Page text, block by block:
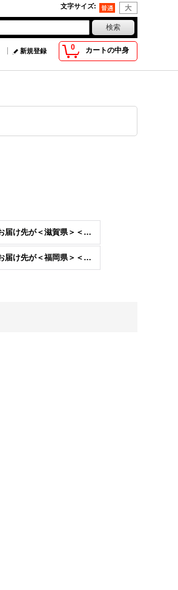
文字サイズ:
0 カートの中身
新規登録
お届け先が＜滋賀県＞＜京都府＞＜大阪府＞＜兵庫県＞＜奈良県＞＜和歌山県＞
お届け先が＜福岡県＞＜佐賀県＞＜長崎県＞＜大分県＞＜熊本県＞＜宮崎県＞＜鹿児島県＞